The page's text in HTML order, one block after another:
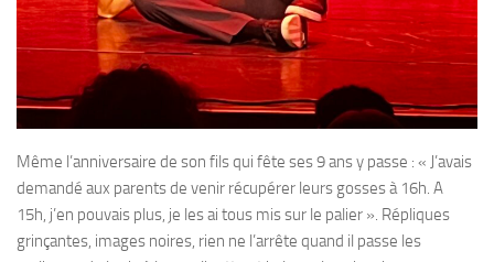
Même l’anniversaire de son fils qui fête ses 9 ans y passe : « J’avais
demandé aux parents de venir récupérer leurs gosses à 16h. A
15h, j’en pouvais plus, je les ai tous mis sur le palier ». Répliques
grinçantes, images noires, rien ne l’arrête quand il passe les